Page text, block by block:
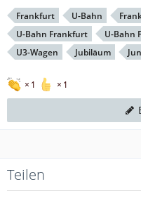
Frankfurt U-Bahn
U-Bahn Frankfurt
U-Bahn
U3-Wagen
Jubiläum
1 1
Teilen